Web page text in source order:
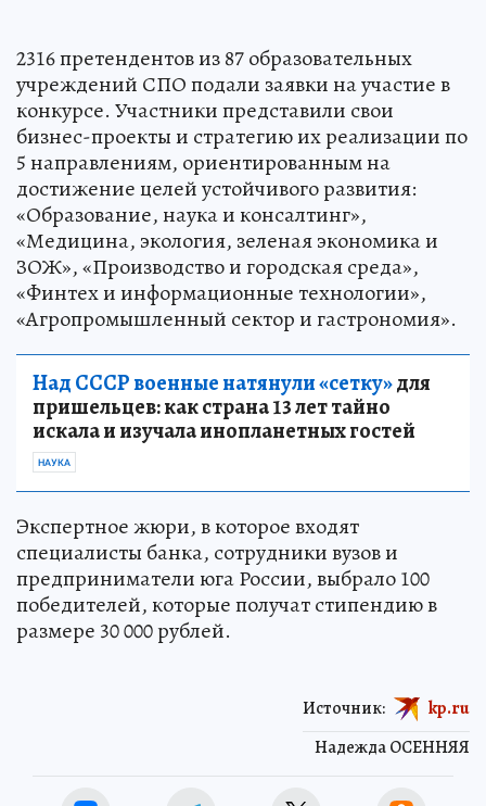
2316 претендентов из 87 образовательных
учреждений СПО подали заявки на участие в
конкурсе. Участники представили свои
бизнес-проекты и стратегию их реализации по
5 направлениям, ориентированным на
достижение целей устойчивого развития:
«Образование, наука и консалтинг»,
«Медицина, экология, зеленая экономика и
ЗОЖ», «Производство и городская среда»,
«Финтех и информационные технологии»,
«Агропромышленный сектор и гастрономия».
Над СССР военные натянули «сетку»для
пришельцев: как страна 13 лет тайно
искала и изучала инопланетных гостей
НАУКА
Экспертное жюри, в которое входят
специалисты банка, сотрудники вузов и
предприниматели юга России, выбрало 100
победителей, которые получат стипендию в
размере 30 000 рублей.
Надежда ОСЕННЯЯ
Источник: kp.ru